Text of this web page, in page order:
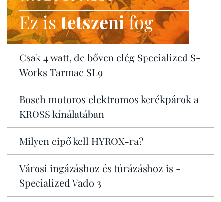
Ez istetszenifog
Csak 4 watt, de bőven elég Specialized S-
Works Tarmac SL9
Bosch motoros elektromos kerékpárok a
KROSS kínálatában
Milyen cipő kell HYROX-ra?
Városi ingázáshoz és túrázáshoz is -
Specialized Vado 3